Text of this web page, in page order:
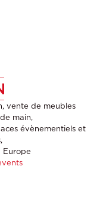
vente de meubles
main,
évènementiels et
Europe